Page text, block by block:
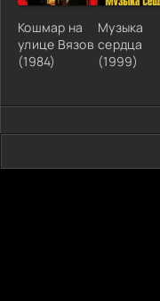
Кошмар на
улице Вязов
(1984)
Музыка
сердца
(1999)